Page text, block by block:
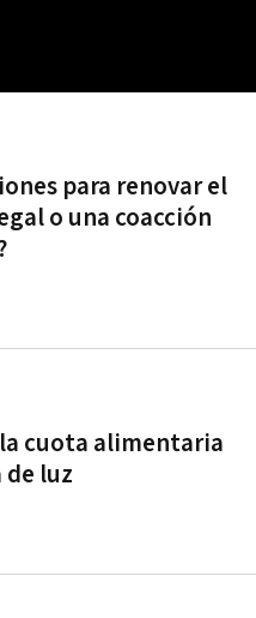
para renovar el
o una coacción
cuota alimentaria
de luz